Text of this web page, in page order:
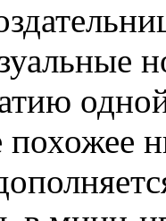
похожее